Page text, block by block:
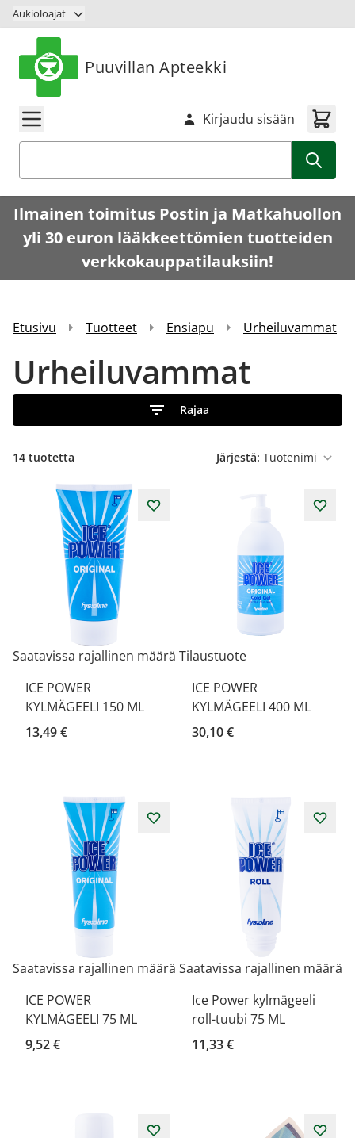
Siirry sisältöön
Aukioloajat
Puuvillan Apteekki
Kirjaudu sisään
Ilmainen toimitus Postin ja Matkahuollon
yli 30 euron lääkkeettömien tuotteiden
verkkokauppatilauksiin!
Etusivu Tuotteet Ensiapu Urheiluvammat
Urheiluvammat
Rajaa
14 tuotetta Järjestä:
Saatavissa rajallinen määrä
ICE POWER
KYLMÄGEELI 150 ML
13,49 €
Tilaustuote
ICE POWER
KYLMÄGEELI 400 ML
30,10 €
Saatavissa rajallinen määrä
ICE POWER
KYLMÄGEELI 75 ML
9,52 €
Saatavissa rajallinen määrä
Ice Power kylmägeeli
roll-tuubi 75 ML
11,33 €